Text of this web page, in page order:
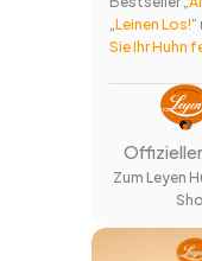
„Leinen Los!“
Sie Ihr Huhn
Zum Leyen